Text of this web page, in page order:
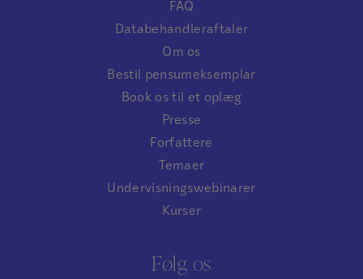
FAQ
Databehandleraftaler
Om os
Bestil pensumeksemplar
Book os til et oplæg
Presse
Forfattere
Temaer
Undervisningswebinarer
Kurser
Følg os